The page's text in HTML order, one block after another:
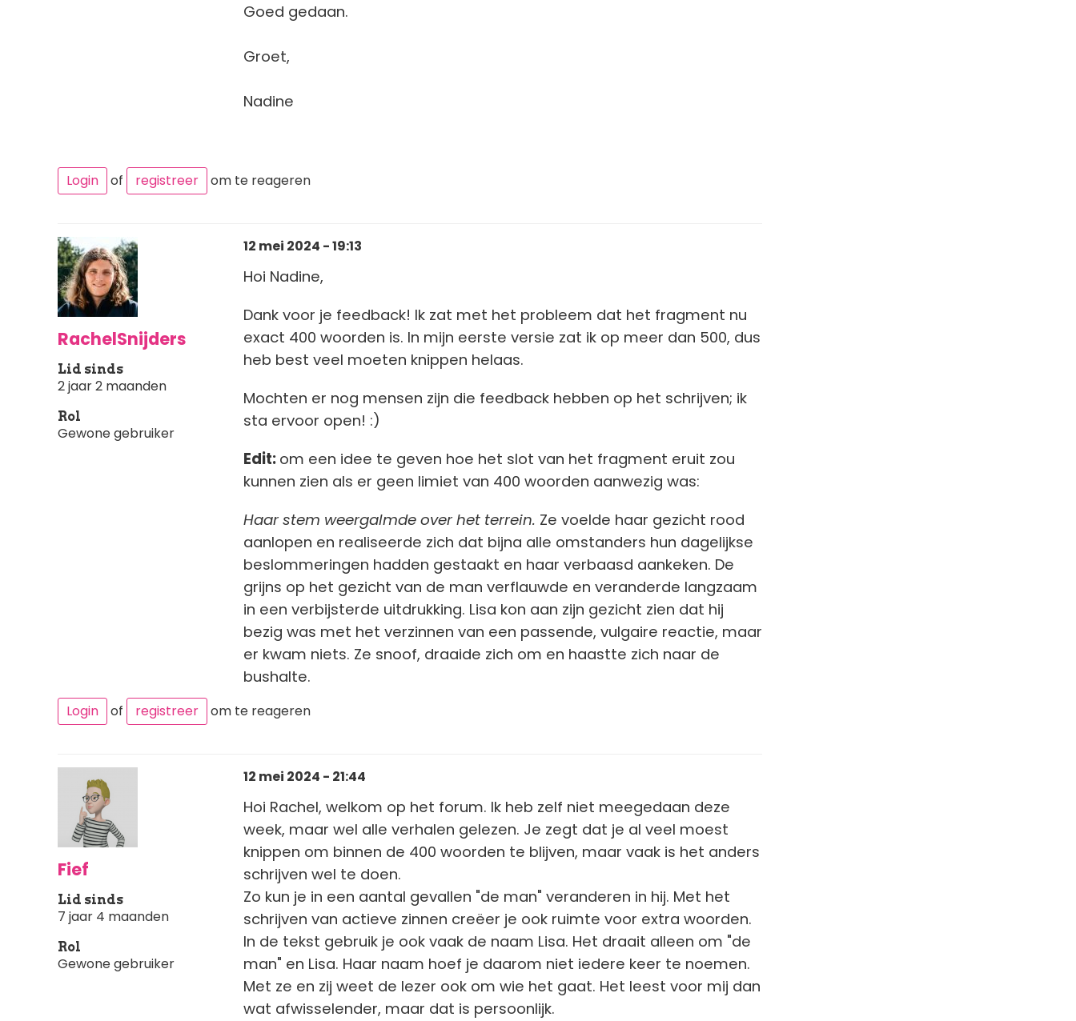
Goed gedaan.
Groet,
Nadine
Login of registreer om te reageren
RachelSnijders
Lid sinds
2 jaar 2 maanden
Rol
Gewone gebruiker
12 mei 2024 - 19:13
Hoi Nadine,
Dank voor je feedback! Ik zat met het probleem dat het fragment nu
exact 400 woorden is. In mijn eerste versie zat ik op meer dan 500, dus
heb best veel moeten knippen helaas.
Mochten er nog mensen zijn die feedback hebben op het schrijven; ik
sta ervoor open! :)
Edit: om een idee te geven hoe het slot van het fragment eruit zou
kunnen zien als er geen limiet van 400 woorden aanwezig was:
Haar stem weergalmde over het terrein. Ze voelde haar gezicht rood
aanlopen en realiseerde zich dat bijna alle omstanders hun dagelijkse
beslommeringen hadden gestaakt en haar verbaasd aankeken. De
grijns op het gezicht van de man verflauwde en veranderde langzaam
in een verbijsterde uitdrukking. Lisa kon aan zijn gezicht zien dat hij
bezig was met het verzinnen van een passende, vulgaire reactie, maar
er kwam niets. Ze snoof, draaide zich om en haastte zich naar de
bushalte.
Login of registreer om te reageren
Fief
Lid sinds
7 jaar 4 maanden
Rol
Gewone gebruiker
12 mei 2024 - 21:44
Hoi Rachel, welkom op het forum. Ik heb zelf niet meegedaan deze
week, maar wel alle verhalen gelezen. Je zegt dat je al veel moest
knippen om binnen de 400 woorden te blijven, maar vaak is het anders
schrijven wel te doen.
Zo kun je in een aantal gevallen "de man" veranderen in hij. Met het
schrijven van actieve zinnen creëer je ook ruimte voor extra woorden.
In de tekst gebruik je ook vaak de naam Lisa. Het draait alleen om "de
man" en Lisa. Haar naam hoef je daarom niet iedere keer te noemen.
Met ze en zij weet de lezer ook om wie het gaat. Het leest voor mij dan
wat afwisselender, maar dat is persoonlijk.